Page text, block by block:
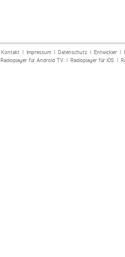
Kontakt| Impressum| Datenschutz| Entwickler|
Radioplayer für Android TV| Radioplayer für iOS|